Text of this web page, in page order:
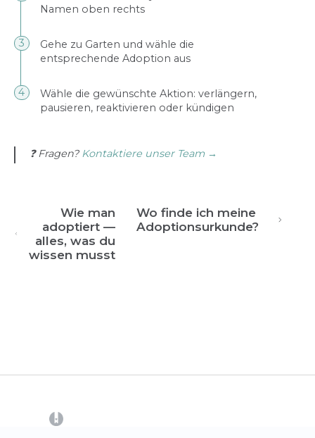
Namen oben rechts
Gehe zu Garten und wähle die
entsprechende Adoption aus
Wähle die gewünschte Aktion: verlängern,
pausieren, reaktivieren oder kündigen
❓ Fragen? Kontaktiere unser Team →
Wie man
adoptiert —
alles, was du
wissen musst
Wo finde ich meine
Adoptionsurkunde?